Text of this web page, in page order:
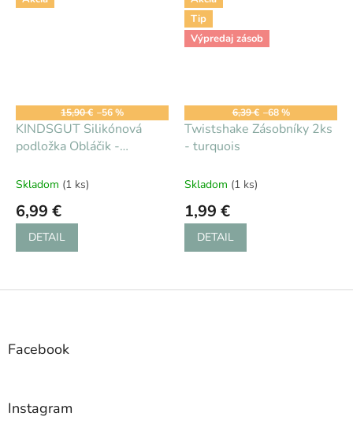
15,90 € –56 %
KINDSGUT Silikónová
podložka Obláčik -
Skladom (1 ks)
6,99 €
DETAIL
Tip
Výpredaj zásob
6,39 € –68 %
Twistshake Zásobníky 2ks
- turquois
Skladom (1 ks)
1,99 €
DETAIL
Z
Facebook
Instagram